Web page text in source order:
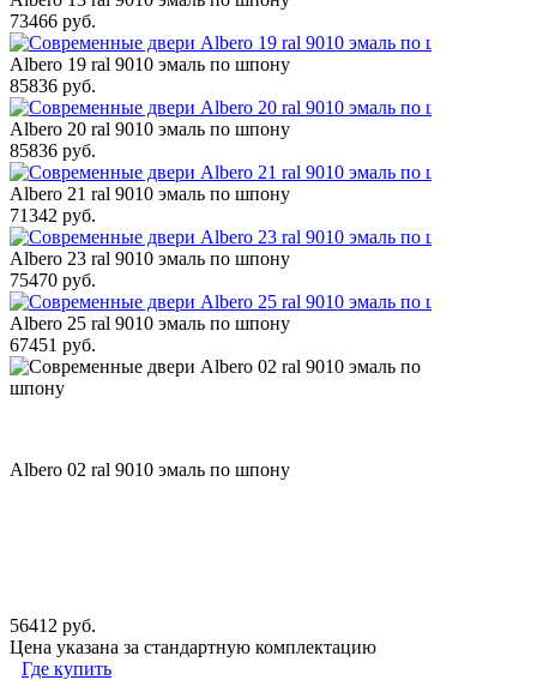
73466 руб.
Albero 19 ral 9010 эмаль по шпону
85836 руб.
Albero 20 ral 9010 эмаль по шпону
85836 руб.
Albero 21 ral 9010 эмаль по шпону
71342 руб.
Albero 23 ral 9010 эмаль по шпону
75470 руб.
Albero 25 ral 9010 эмаль по шпону
67451 руб.
Albero 02 ral 9010 эмаль по шпону
56412 руб.
Цена указана за стандартную комплектацию
Где купить